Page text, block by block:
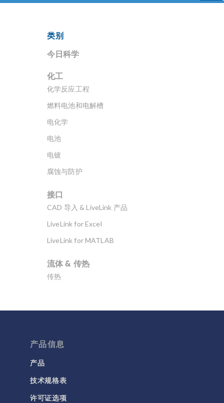
类别
今日科学
化工
化学反应工程
燃料电池和电解槽
电化学
电池
电镀
腐蚀与防护
接口
CAD 导入 & LiveLink 产品
LiveLink for Excel
LiveLink for MATLAB
流体 & 传热
传热
多孔介质流动
流体流动颗粒跟踪
电磁学
RF 与微波工程
产品信息
产品
技术规格表
许可证选项